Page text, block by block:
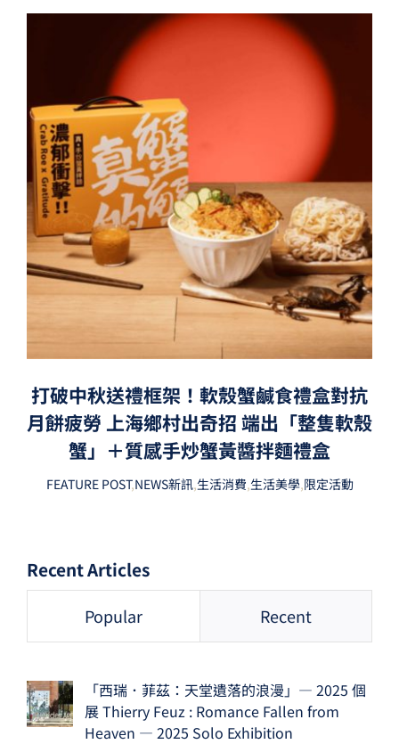
打破中秋送禮框架！軟殼蟹鹹食禮盒對抗
月餅疲勞 上海鄉村出奇招 端出「整隻軟殼
蟹」＋質感手炒蟹黃醬拌麵禮盒
FEATURE POST,NEWS新訊,生活消費,生活美學,限定活動
Recent Articles
Popular Recent
「西瑞．菲茲：天堂遺落的浪漫」— 2025 個
展 Thierry Feuz : Romance Fallen from
Heaven — 2025 Solo Exhibition